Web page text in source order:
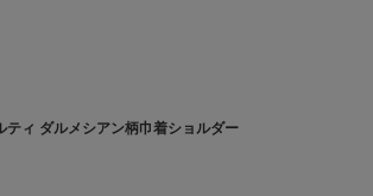
ティ ダルメシアン柄巾着ショルダー